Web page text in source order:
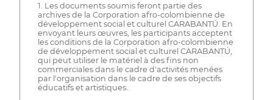
1. Les documents soumis feront partie des
archives de la Corporation afro-colombienne de
développement social et culturel CARABANTÚ. En
envoyant leurs œuvres, les participants acceptent
les conditions de la Corporation afro-colombienne
de développement social et culturel CARABANTÚ,
qui peut utiliser le matériel à des fins non
commerciales dans le cadre d'activités menées
par l'organisation dans le cadre de ses objectifs
éducatifs et artistiques.